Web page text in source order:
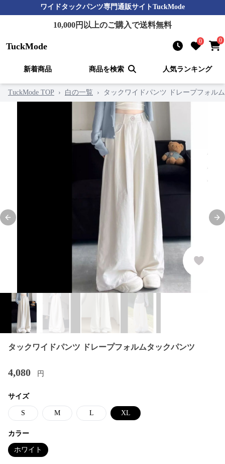
ワイドタックパンツ専門通販サイトTuckMode
10,000円以上のご購入で送料無料
TuckMode 0 0
新着商品 商品を検索 人気ランキング
TuckMode TOP › 白の一覧 › タックワイドパンツ ドレープフォル
Previous slide
タックワイドパンツ ドレープフォルムタックパンツ
4,080 円
サイズ
S M L XL
カラー
ホワイト